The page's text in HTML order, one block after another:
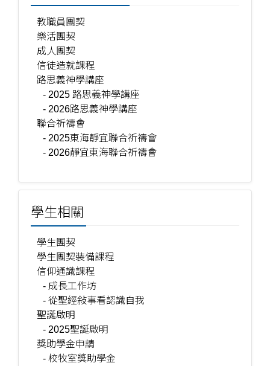
教職員團契
樂活團契
成人團契
信徒造就課程
路思義神學講座
- 2025 路思義神學講座
- 2026路思義神學講座
聯合祈禱會
- 2025東海靜宜聯合祈禱會
- 2026靜宜東海聯合祈禱會
學生相關
學生團契
學生團契裝備課程
信仰通識課程
- 成長工作坊
- 從聖經敍事看認識自我
聖誕啟明
- 2025聖誕啟明
獎助學金申請
- 校牧室獎助學金